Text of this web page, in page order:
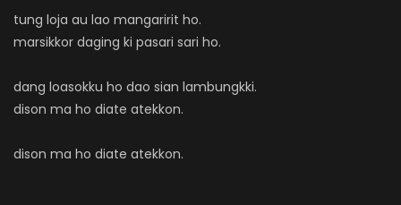
tung loja au lao mangaririt ho.
marsikkor daging ki pasari sari ho.
dang loasokku ho dao sian lambungkki.
dison ma ho diate atekkon.
dison ma ho diate atekkon.